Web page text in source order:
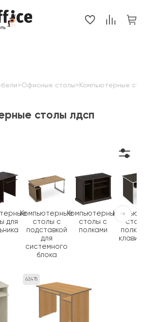
столы лдсп
>Офисные столы> Компьютерные
62475
для
Компьютерные
столы с
подставкой
для
системного
блока
Компьютерные
столы с
полками